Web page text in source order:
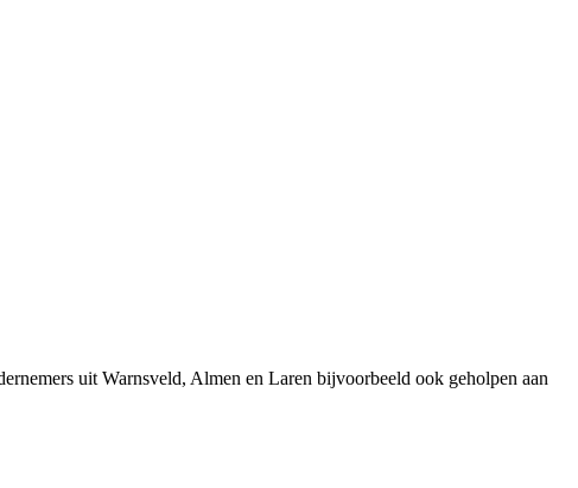
uit Warnsveld, Almen en Laren bijvoorbeeld ook geholpen aan